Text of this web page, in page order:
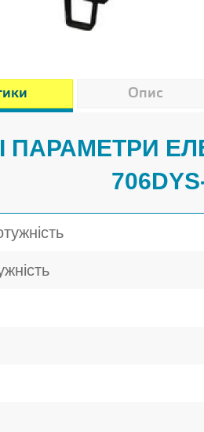
Опис
ПАРАМЕТРИ